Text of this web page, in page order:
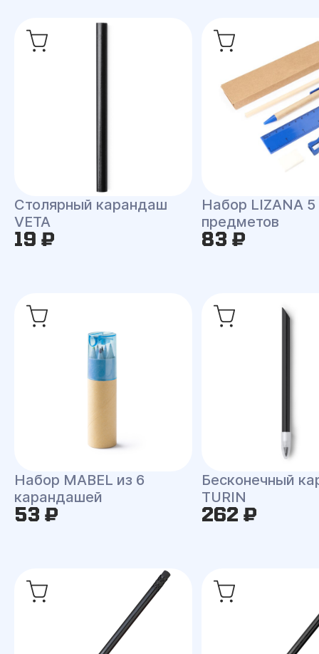
Столярный карандаш
VETA
19 ₽
Набор LIZANA 5
предметов
83 ₽
Набор MABEL из 6
карандашей
53 ₽
Бесконечный
TURIN
262 ₽